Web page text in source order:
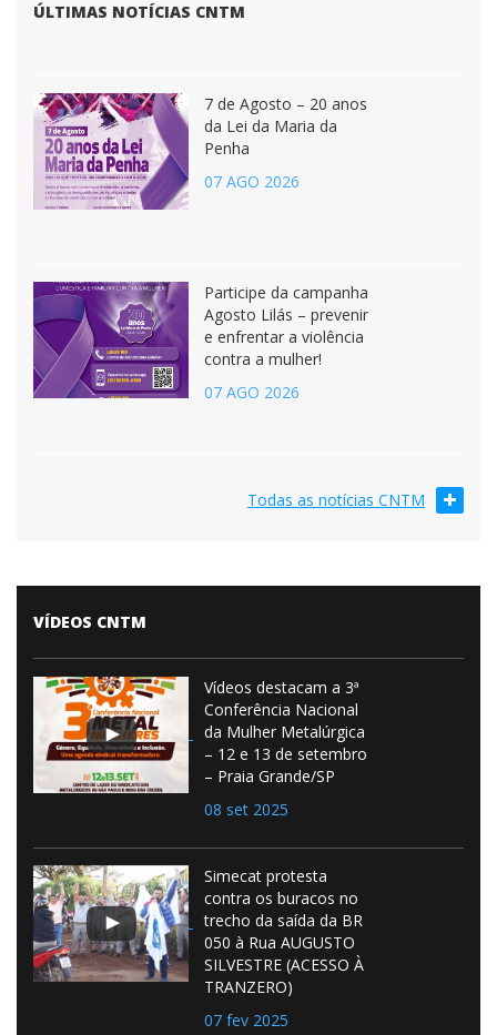
ÚLTIMAS NOTÍCIAS CNTM
7 de Agosto – 20 anos
da Lei da Maria da
Penha
07 AGO 2026
Participe da campanha
Agosto Lilás – prevenir
e enfrentar a violência
contra a mulher!
07 AGO 2026
Todas as notícias CNTM
VÍDEOS CNTM
Vídeos destacam a 3ª
Conferência Nacional
da Mulher Metalúrgica
– 12 e 13 de setembro
– Praia Grande/SP
08 set 2025
Simecat protesta
contra os buracos no
trecho da saída da BR
050 à Rua AUGUSTO
SILVESTRE (ACESSO À
TRANZERO)
07 fev 2025